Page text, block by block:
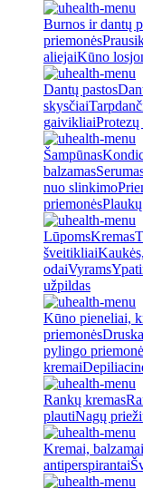
Burnos ir dantų
priemonės
aliejaiKūno
Dantų pastos
skysčiai
gaivikliai
Šampūnas
balzamas
nuo slinkimo
priemonės
LūpomsKremas
šveitikliai
odaiVyrams
užpildas
Kūno pieneliai,
priemonės
pylingo
kremai
Rankų kremas
plautiNagų
Kremai,
antiperspirantai